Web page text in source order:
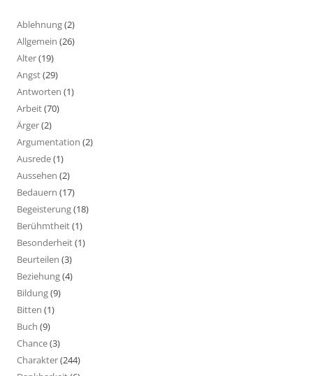
Ablehnung(2)
Allgemein (26)
Alter(19)
Angst(29)
Antworten (1)
Arbeit(70)
Ärger(2)
Argumentation (2)
Ausrede(1)
Aussehen (2)
Bedauern (17)
Begeisterung(18)
Berühmtheit(1)
Besonderheit(1)
Beurteilen (3)
Beziehung(4)
Bildung(9)
Bitten (1)
Buch (9)
Chance(3)
Charakter(244)